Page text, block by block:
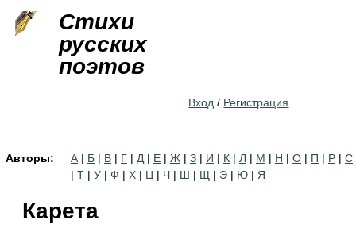
Стихи
русских
поэтов
Вход / Регистрация
Авторы: А | Б | В | Г | Д | Е | Ж | З | И | К | Л | М | Н | О | П | Р | С
| Т | У | Ф | Х | Ц | Ч | Ш | Щ | Э | Ю | Я
Карета